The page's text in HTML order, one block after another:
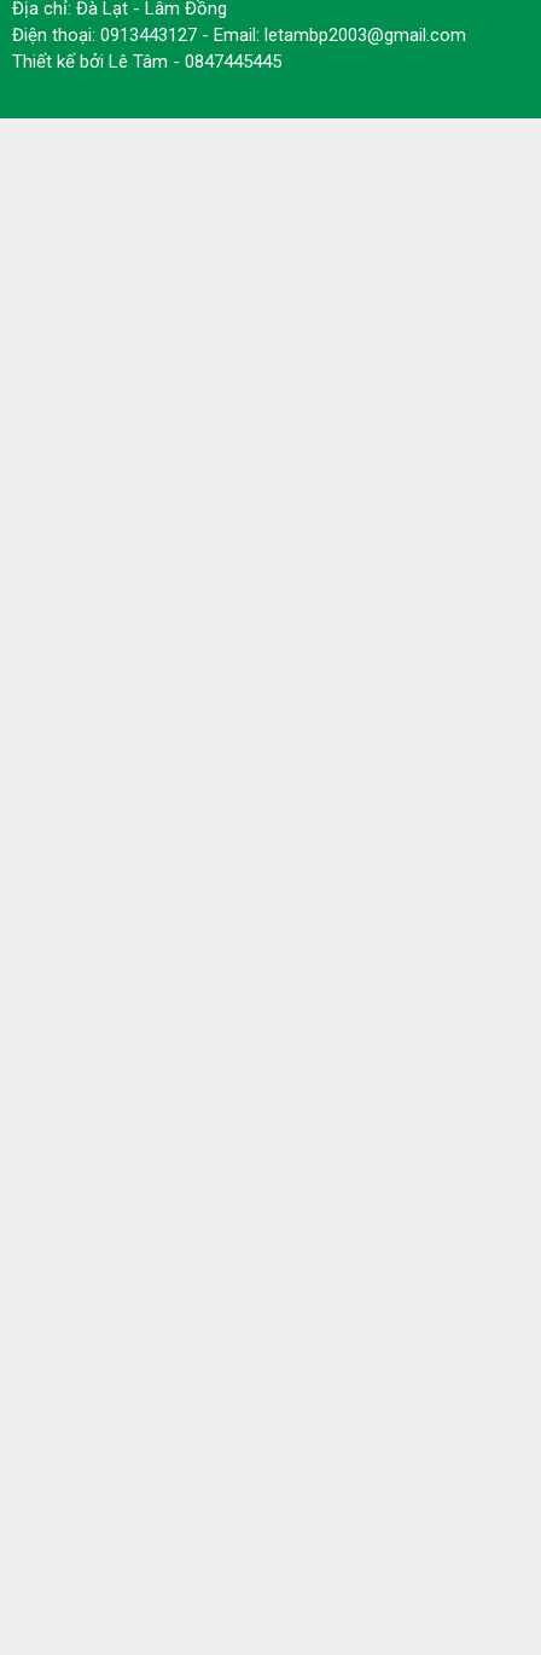
Địa chỉ: Đà Lạt - Lâm Đồng
Điện thoại: 0913443127 - Email: letambp2003@gmail.com
Thiết kế bởi Lê Tâm - 0847445445